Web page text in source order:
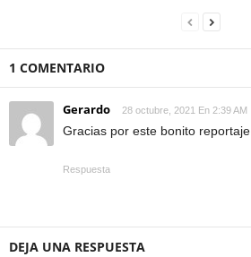
1 COMENTARIO
Gerardo 28 octubre, 2021 En 2:39 AM
Gracias por este bonito reportaje
Respuesta
DEJA UNA RESPUESTA